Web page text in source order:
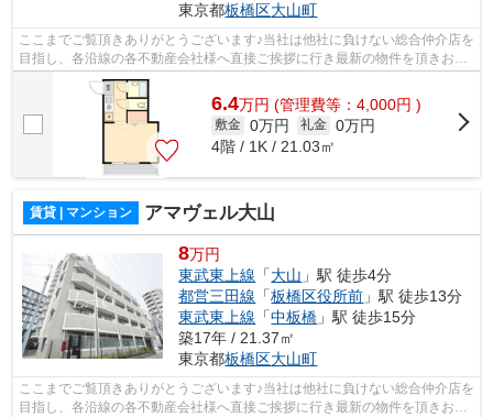
東京都板橋区大山町
ここまでご覧頂きありがとうございます♪当社は他社に負けない総合仲介店を
目指し、各沿線の各不動産会社様へ直接ご挨拶に行き最新の物件を頂きお客
様へ提供しております！最新の情報は...
6.4万円 (管理費等：4,000円 )
敷金 0万円 礼金 0万円
4階 / 1K / 21.03㎡
賃貸 | マンション アマヴェル大山
8万円
東武東上線 「大山 」駅 徒歩4分
都営三田線 「板橋区役所前 」駅 徒歩13分
東武東上線 「中板橋 」駅 徒歩15分
築17年 / 21.37㎡
東京都板橋区大山町
ここまでご覧頂きありがとうございます♪当社は他社に負けない総合仲介店を
目指し、各沿線の各不動産会社様へ直接ご挨拶に行き最新の物件を頂きお客